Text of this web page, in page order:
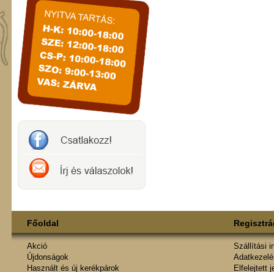
Főoldal
Akció
Újdonságok
Használt és új kerékpárok
Szállítási
Elfelejtett